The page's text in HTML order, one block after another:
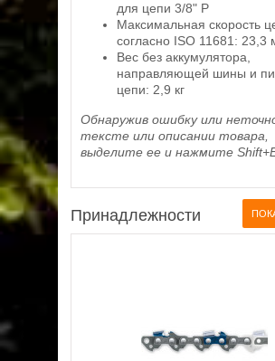
для цепи 3/8" P
Максимальная скорость
согласно ISO 11681: 23,3
Вес без аккумулятора,
направляющей шины и
цепи: 2,9 кг
Обнаружив ошибку или
тексте или описании товара,
выделите ее и нажмите
Принадлежности